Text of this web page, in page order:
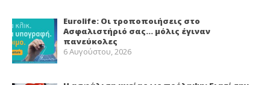
Eurolife: Οι τροποποιήσεις στο
Ασφαλιστήριό σας… μόλις έγιναν
πανεύκολες
6 Αυγούστου, 2026